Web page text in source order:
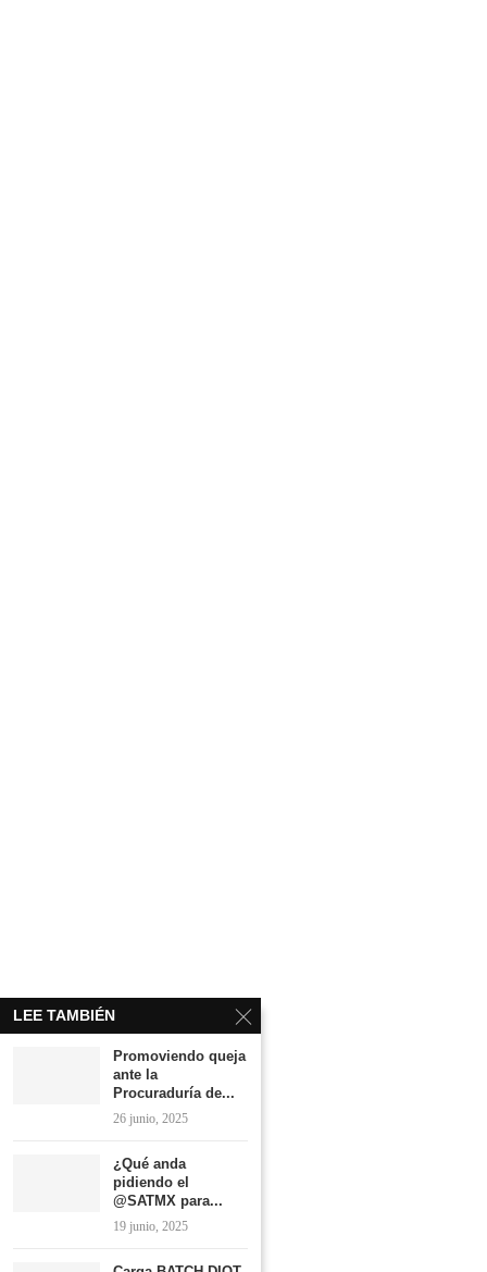
LEE TAMBIÉN
Promoviendo queja
ante la
Procuraduría de...
26 junio, 2025
¿Qué anda
pidiendo el
@SATMX para...
19 junio, 2025